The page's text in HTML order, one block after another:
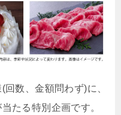
数、金額問わず)に、
たる特別企画です。